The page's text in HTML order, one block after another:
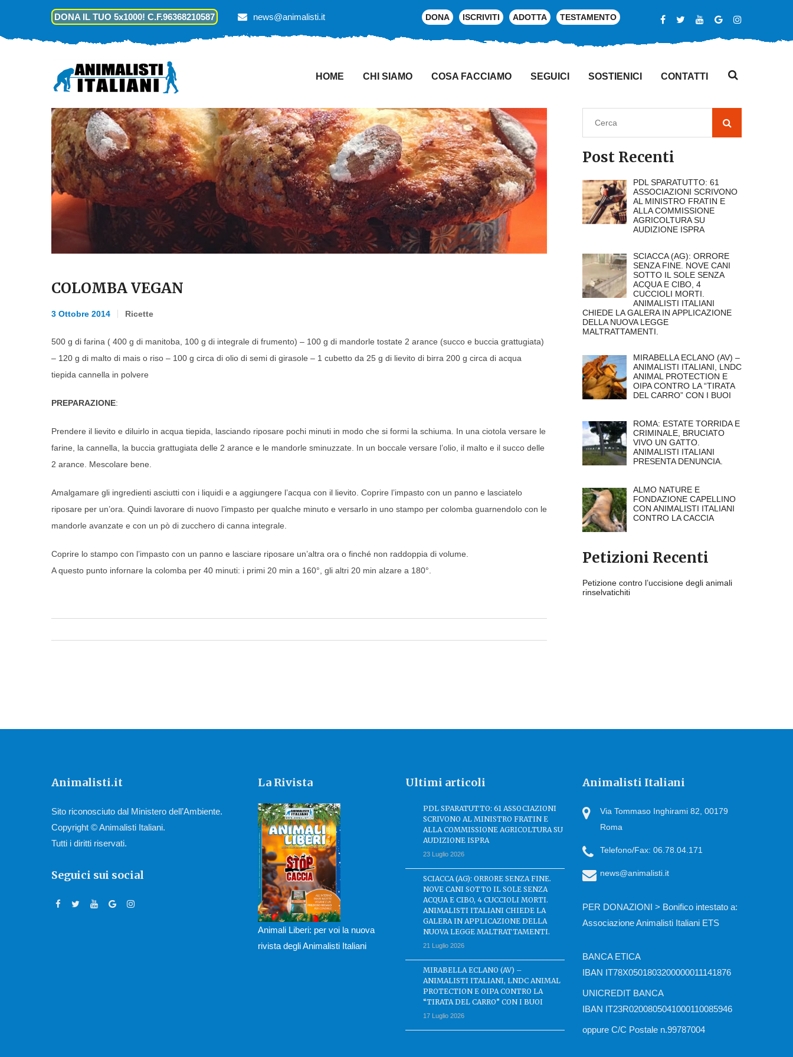
DONA IL TUO 5x1000! C.F.96368210587 news@animalisti.it DONA ISCRIVITI ADOTTA TESTAMENTO
HOME CHI SIAMO COSA FACCIAMO SEGUICI SOSTIENICI CONTATTI
COLOMBA VEGAN
3 Ottobre 2014 Ricette
500 g di farina ( 400 g di manitoba, 100 g di integrale di frumento) – 100 g di mandorle tostate 2 arance (succo e buccia grattugiata)
– 120 g di malto di mais o riso – 100 g circa di olio di semi di girasole – 1 cubetto da 25 g di lievito di birra 200 g circa di acqua
tiepida cannella in polvere
PREPARAZIONE:
Prendere il lievito e diluirlo in acqua tiepida, lasciando riposare pochi minuti in modo che si formi la schiuma. In una ciotola versare le
farine, la cannella, la buccia grattugiata delle 2 arance e le mandorle sminuzzate. In un boccale versare l’olio, il malto e il succo delle
2 arance. Mescolare bene.
Amalgamare gli ingredienti asciutti con i liquidi e a aggiungere l’acqua con il lievito. Coprire l’impasto con un panno e lasciatelo
riposare per un’ora. Quindi lavorare di nuovo l’impasto per qualche minuto e versarlo in uno stampo per colomba guarnendolo con le
mandorle avanzate e con un pò di zucchero di canna integrale.
Coprire lo stampo con l’impasto con un panno e lasciare riposare un’altra ora o finché non raddoppia di volume.
A questo punto infornare la colomba per 40 minuti: i primi 20 min a 160°, gli altri 20 min alzare a 180°.
Post Recenti
PDL SPARATUTTO: 61
ASSOCIAZIONI SCRIVONO
AL MINISTRO FRATIN E
ALLA COMMISSIONE
AGRICOLTURA SU
AUDIZIONE ISPRA
SCIACCA (AG): ORRORE
SENZA FINE. NOVE CANI
SOTTO IL SOLE SENZA
ACQUA E CIBO, 4
CUCCIOLI MORTI.
ANIMALISTI ITALIANI
CHIEDE LA GALERA IN APPLICAZIONE
DELLA NUOVA LEGGE
MALTRATTAMENTI.
MIRABELLA ECLANO (AV) –
ANIMALISTI ITALIANI, LNDC
ANIMAL PROTECTION E
OIPA CONTRO LA “TIRATA
DEL CARRO” CON I BUOI
ROMA: ESTATE TORRIDA E
CRIMINALE, BRUCIATO
VIVO UN GATTO.
ANIMALISTI ITALIANI
PRESENTA DENUNCIA.
ALMO NATURE E
FONDAZIONE CAPELLINO
CON ANIMALISTI ITALIANI
CONTRO LA CACCIA
Petizioni Recenti
Petizione contro l’uccisione degli animali
rinselvatichiti
Animalisti.it
Sito riconosciuto dal Ministero dell’Ambiente.
Copyright © Animalisti Italiani.
Tutti i diritti riservati.
Seguici sui social
La Rivista
Animali Liberi: per voi la nuova
rivista degli Animalisti Italiani
Ultimi articoli
PDL SPARATUTTO: 61 ASSOCIAZIONI
SCRIVONO AL MINISTRO FRATIN E
ALLA COMMISSIONE AGRICOLTURA SU
AUDIZIONE ISPRA
23 Luglio 2026
SCIACCA (AG): ORRORE SENZA FINE.
NOVE CANI SOTTO IL SOLE SENZA
ACQUA E CIBO, 4 CUCCIOLI MORTI.
ANIMALISTI ITALIANI CHIEDE LA
GALERA IN APPLICAZIONE DELLA
NUOVA LEGGE MALTRATTAMENTI.
21 Luglio 2026
MIRABELLA ECLANO (AV) –
ANIMALISTI ITALIANI, LNDC ANIMAL
PROTECTION E OIPA CONTRO LA
“TIRATA DEL CARRO” CON I BUOI
17 Luglio 2026
Animalisti Italiani
Via Tommaso Inghirami 82, 00179
Roma
Telefono/Fax: 06.78.04.171
news@animalisti.it
PER DONAZIONI > Bonifico intestato a:
Associazione Animalisti Italiani ETS
BANCA ETICA
IBAN IT78X0501803200000011141876
UNICREDIT BANCA
IBAN IT23R0200805041000110085946
oppure C/C Postale n.99787004